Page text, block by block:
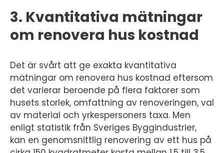
3. Kvantitativa mätningar
om renovera hus kostnad
Det är svårt att ge exakta kvantitativa
mätningar om renovera hus kostnad eftersom
det varierar beroende på flera faktorer som
husets storlek, omfattning av renoveringen, val
av material och yrkespersoners taxa. Men
enligt statistik från Sveriges Byggindustrier,
kan en genomsnittlig renovering av ett hus på